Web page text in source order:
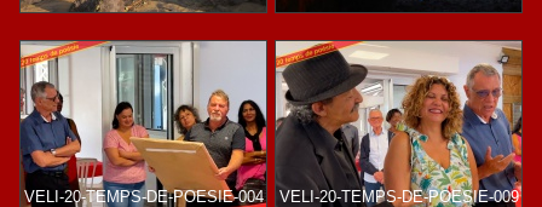
VELI-20-TEMPS-DE-POESIE-004 VELI-20-TEMPS-DE-POESIE-009